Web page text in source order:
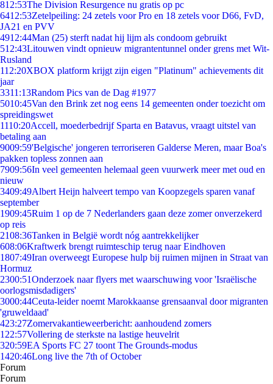
812:53The Division Resurgence nu gratis op pc
6412:53Zetelpeiling: 24 zetels voor Pro en 18 zetels voor D66, FvD,
JA21 en PVV
4912:44Man (25) sterft nadat hij lijm als condoom gebruikt
512:43Litouwen vindt opnieuw migrantentunnel onder grens met Wit-
Rusland
112:20XBOX platform krijgt zijn eigen "Platinum" achievements dit
jaar
3311:13Random Pics van de Dag #1977
5010:45Van den Brink zet nog eens 14 gemeenten onder toezicht om
spreidingswet
1110:20Accell, moederbedrijf Sparta en Batavus, vraagt uitstel van
betaling aan
9009:59'Belgische' jongeren terroriseren Galderse Meren, maar Boa's
pakken topless zonnen aan
7909:56In veel gemeenten helemaal geen vuurwerk meer met oud en
nieuw
3409:49Albert Heijn halveert tempo van Koopzegels sparen vanaf
september
1909:45Ruim 1 op de 7 Nederlanders gaan deze zomer onverzekerd
op reis
2108:36Tanken in België wordt nóg aantrekkelijker
608:06Kraftwerk brengt ruimteschip terug naar Eindhoven
1807:49Iran overweegt Europese hulp bij ruimen mijnen in Straat van
Hormuz
2300:51Onderzoek naar flyers met waarschuwing voor 'Israëlische
oorlogsmisdadigers'
3000:44Ceuta-leider noemt Marokkaanse grensaanval door migranten
'gruweldaad'
423:27Zomervakantieweerbericht: aanhoudend zomers
1 22:57Vollering de sterkste na lastige heuvelrit
320:59EA Sports FC 27 toont The Grounds-modus
1420:46Long live the 7th of October
Forum
Forum